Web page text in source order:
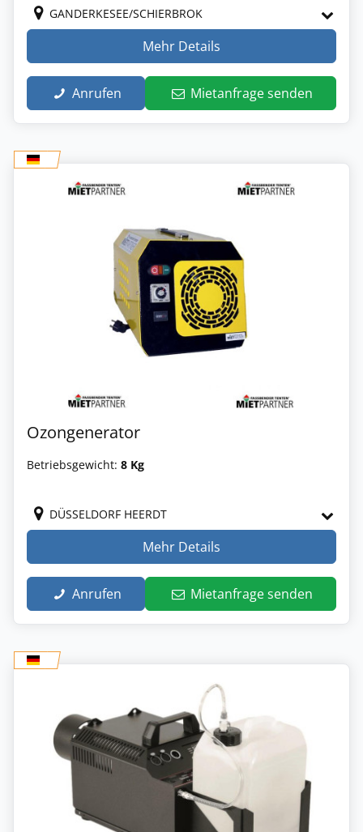
GANDERKESEE/SCHIERBROK
Mehr Details
Anrufen Mietanfrage senden
Ozongenerator
Betriebsgewicht: 8 Kg
DÜSSELDORF HEERDT
Mehr Details
Anrufen Mietanfrage senden